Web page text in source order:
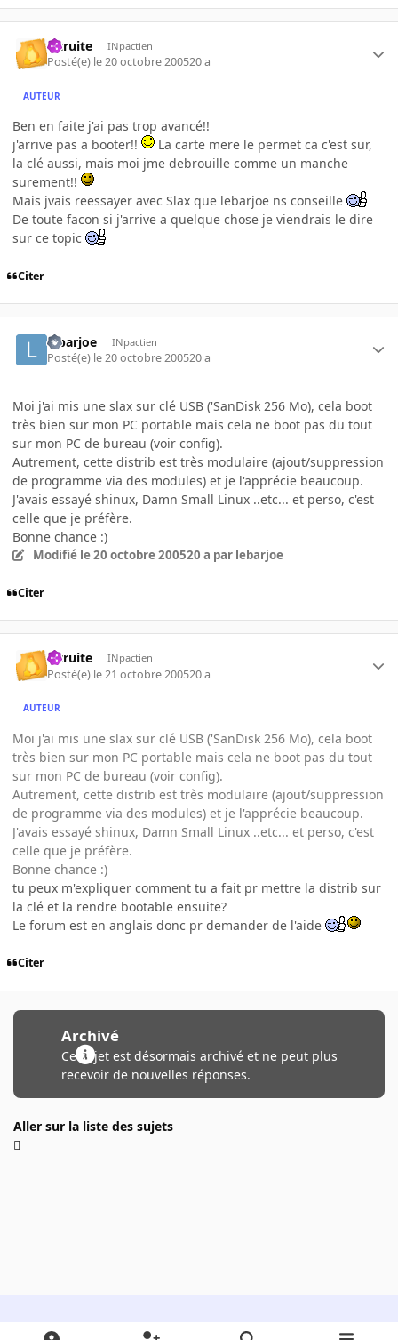
latruite INpactien
Posté(e) le 20 octobre 200520 a
AUTEUR
Ben en faite j'ai pas trop avancé!!
j'arrive pas a booter!!
La carte mere le permet ca c'est sur,
la clé aussi, mais moi jme debrouille comme un manche
surement!!
Mais jvais reessayer avec Slax que lebarjoe ns conseille
De toute facon si j'arrive a quelque chose je viendrais le dire
sur ce topic
Citer
lebarjoe INpactien
Posté(e) le 20 octobre 200520 a
Moi j'ai mis une slax sur clé USB ('SanDisk 256 Mo), cela boot
très bien sur mon PC portable mais cela ne boot pas du tout
sur mon PC de bureau (voir config).
Autrement, cette distrib est très modulaire (ajout/suppression
de programme via des modules) et je l'apprécie beaucoup.
J'avais essayé shinux, Damn Small Linux ..etc... et perso, c'est
celle que je préfère.
Bonne chance :)
Modifié le 20 octobre 200520 a par lebarjoe
Citer
latruite INpactien
Posté(e) le 21 octobre 200520 a
AUTEUR
Moi j'ai mis une slax sur clé USB ('SanDisk 256 Mo), cela boot
très bien sur mon PC portable mais cela ne boot pas du tout
sur mon PC de bureau (voir config).
Autrement, cette distrib est très modulaire (ajout/suppression
de programme via des modules) et je l'apprécie beaucoup.
J'avais essayé shinux, Damn Small Linux ..etc... et perso, c'est
celle que je préfère.
Bonne chance :)
tu peux m'expliquer comment tu a fait pr mettre la distrib sur
la clé et la rendre bootable ensuite?
Le forum est en anglais donc pr demander de l'aide
Citer
Archivé
Ce sujet est désormais archivé et ne peut plus
recevoir de nouvelles réponses.
Aller sur la liste des sujets